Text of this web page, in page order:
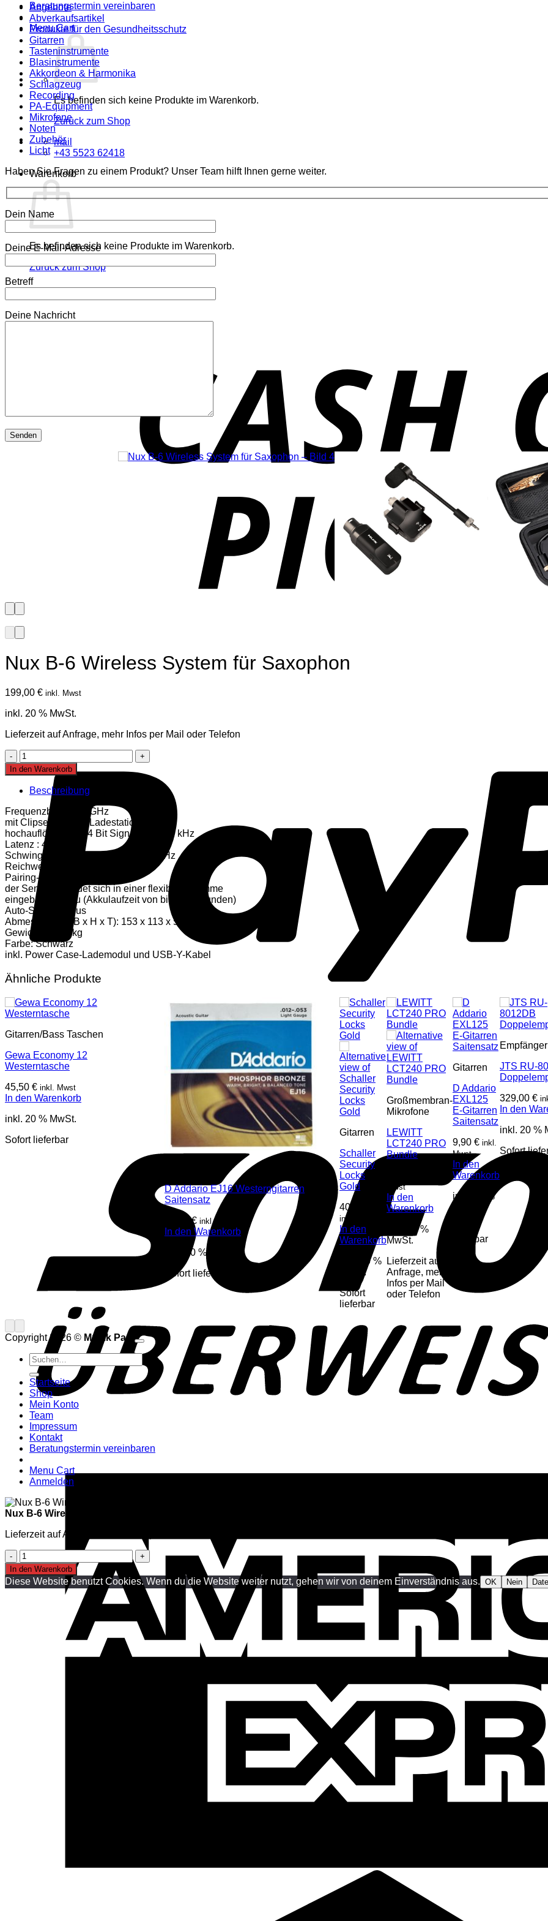
Beratungstermin vereinbaren
Menu Cart
Es befinden sich keine Produkte im Warenkorb.
Zurück zum Shop
mail
+43 5523 62418
Warenkorb
Es befinden sich keine Produkte im Warenkorb.
Zurück zum Shop
Angebote
Abverkaufsartikel
Produkte für den Gesundheitsschutz
Gitarren
Tasteninstrumente
Blasinstrumente
Akkordeon & Harmonika
Schlagzeug
Recording
PA-Equipment
Mikrofone
Noten
Zubehör
Licht
Haben Sie Fragen zu einem Produkt? Unser Team hilft Ihnen gerne weiter.
Dein Name
Deine E-Mail-Adresse
Betreff
Deine Nachricht
Nux B-6 Wireless System für Saxophon
199,00 € inkl. Mwst
inkl. 20 % MwSt.
Lieferzeit auf Anfrage, mehr Infos per Mail oder Telefon
Nux
B-
6
Wireless
System
für
Saxophon
Menge
In den Warenkorb
Beschreibung
Frequenzband: 2,4 GHz
mit Clipsender und Ladestation
hochauflösendes 24 Bit Signal bei 44,1 kHz
Latenz : 4 ms
Schwingungsfrequenz : 20 – 20.000 Hz
Reichweite: 20 m
Pairing-System
der Sender befindet sich in einer flexiblen Klemme
eingebauter Akku (Akkulaufzeit von bis zu 7 Stunden)
Auto-Sleep-Modus
Abmessungen (B x H x T): 153 x 113 x 55 mm
Gewicht: 0,389 kg
Farbe: Schwarz
inkl. Power Case-Lademodul und USB-Y-Kabel
Ähnliche Produkte
Gitarren/Bass Taschen
Gewa Economy 12
Westerntasche
45,50 € inkl. Mwst
In den Warenkorb
inkl. 20 % MwSt.
Sofort lieferbar
D Addario EJ16 Westerngitarren
Saitensatz
13,30€ inkl. Mwst
In den Warenkorb
inkl. 20 % MwSt.
Sofort lieferbar
Gitarren
Schaller
Security
Locks
Gold
40,60
inkl. Mwst
In den
Warenkorb
inkl. 20 %
MwSt.
Sofort
lieferbar
Großmembran-
Mikrofone
LEWITT
LCT240 PRO
Bundle
Mwst
In den
Warenkorb
inkl. 20 %
MwSt.
Lieferzeit auf
Anfrage, mehr
Infos per Mail
oder Telefon
Gitarren
D Addario
EXL125
E-Gitarren
Saitensatz
9,90 € inkl.
Mwst
In den
Warenkorb
inkl. 20 %
lieferbar
Empfänger
JTS RU-
329,00€
In den
inkl. 20 %
Sofort
Copyright 2026 © Musik Paul
Suchen
nach:
Startseite
Shop
Mein Konto
Team
Impressum
Kontakt
Beratungstermin vereinbaren
Menu Cart
Anmelden
Nux B-6 Wireless System für Saxophon
Lieferzeit auf Anfrage, mehr Infos per Mail oder Telefon
Nux
B-
6
Wireless
In den Warenkorb
Diese Website benutzt Cookies. Wenn du die Website weiter nutzt, gehen wir von deinem Einverständnis aus. OK Nein